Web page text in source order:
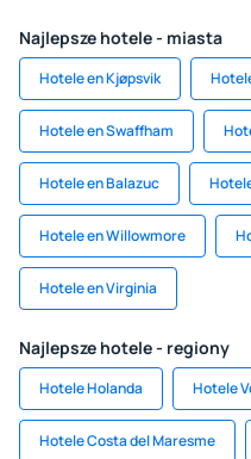
Najlepsze hotele - miasta
Hotele en Kjøpsvik
Hotele en Swaffham
Hotele en Balazuc
Hotele en Willowmore
Hotele en Virginia
Najlepsze hotele - regiony
Hotele Holanda Hotele
Hotele Costa del Maresme